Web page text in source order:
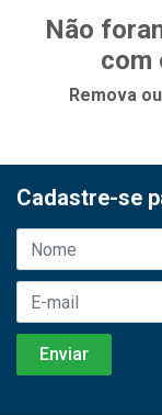
Não
com
Remova
Cadastre-se